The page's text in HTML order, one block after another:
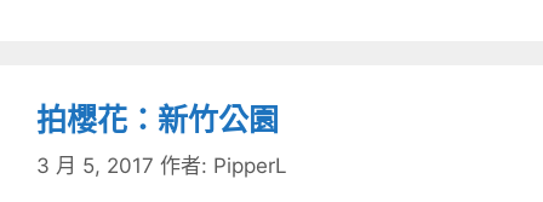
拍櫻花：新竹公園
3 月 5, 2017 作者: PipperL